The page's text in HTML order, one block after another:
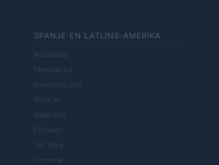
SPANJE EN LATIJNS-AMERIKA
Actualidad
Finanzas 24
Investindo 365
Think.es
Viajar 365
ES Newz
Pet Story
Encocina